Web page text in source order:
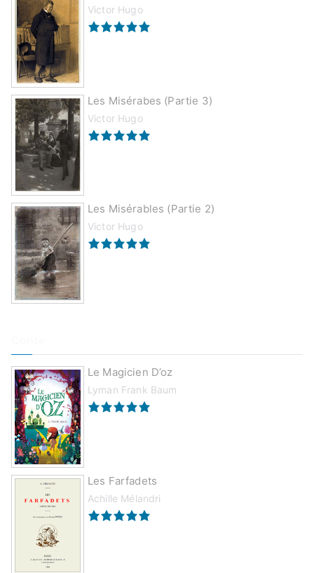
Victor Hugo
Les Misérabes (partie 3)
Victor Hugo
Les Misérables (partie 2)
Victor Hugo
Le Magicien D’oz
Lyman Frank Baum
Les Farfadets
Achille Mélandri